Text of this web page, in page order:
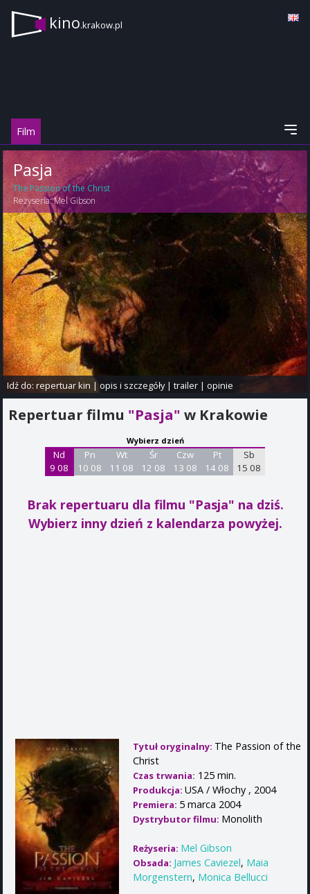
kino.krakow.pl
Film
Pasja
The Passion of the Christ
Reżyseria:Mel Gibson
Idź do:repertuar kin |opis i szczegóły|trailer |opinie
Repertuar filmu "Pasja" w Krakowie
Wybierz dzień
Nd
9 08
Pn
10 08
Wt
11 08
Śr
12 08
Czw
13 08
Pt
14 08
Sb
15 08
Brak repertuaru dla filmu "Pasja" na dziś.
Wybierz inny dzień z kalendarza powyżej.
Tytuł oryginalny: The Passion of the
Christ
Czas trwania: 125 min.
Produkcja: USA / Włochy , 2004
Premiera: 5 marca 2004
Dystrybutor filmu: Monolith
Reżyseria: Mel Gibson
Obsada: James Caviezel, Maia
Morgenstern, Monica Bellucci